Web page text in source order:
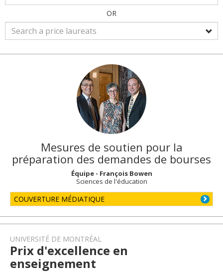
OR
Mesures de soutien pour la
préparation des demandes de bourses
Équipe - François Bowen
Sciences de l'éducation
COUVERTURE MÉDIATIQUE
UNIVERSITÉ DE MONTRÉAL
Prix d'excellence en
enseignement